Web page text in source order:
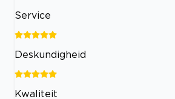
Service
Deskundigheid
Kwaliteit